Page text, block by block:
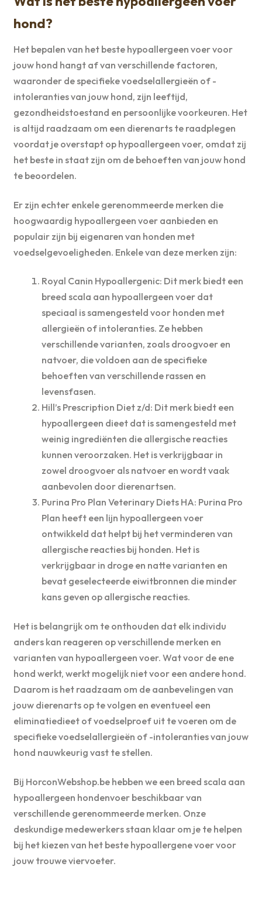
hond?
Het bepalen van het beste hypoallergeen voer voor
jouw hond hangt af van verschillende factoren,
waaronder de specifieke voedselallergieën of -
intoleranties van jouw hond, zijn leeftijd,
gezondheidstoestand en persoonlijke voorkeuren. Het
is altijd raadzaam om een dierenarts te raadplegen
voordat je overstapt op hypoallergeen voer, omdat zij
het beste in staat zijn om de behoeften van jouw hond
te beoordelen.
Er zijn echter enkele gerenommeerde merken die
hoogwaardig hypoallergeen voer aanbieden en
populair zijn bij eigenaren van honden met
voedselgevoeligheden. Enkele van deze merken zijn:
Royal Canin Hypoallergenic: Dit merk biedt een
breed scala aan hypoallergeen voer dat
speciaal is samengesteld voor honden met
allergieën of intoleranties. Ze hebben
verschillende varianten, zoals droogvoer en
natvoer, die voldoen aan de specifieke
behoeften van verschillende rassen en
levensfasen.
Hill’s Prescription Diet z/d: Dit merk biedt een
hypoallergeen dieet dat is samengesteld met
weinig ingrediënten die allergische reacties
kunnen veroorzaken. Het is verkrijgbaar in
zowel droogvoer als natvoer en wordt vaak
aanbevolen door dierenartsen.
Purina Pro Plan Veterinary Diets HA: Purina Pro
Plan heeft een lijn hypoallergeen voer
ontwikkeld dat helpt bij het verminderen van
allergische reacties bij honden. Het is
verkrijgbaar in droge en natte varianten en
bevat geselecteerde eiwitbronnen die minder
kans geven op allergische reacties.
Het is belangrijk om te onthouden dat elk individu
anders kan reageren op verschillende merken en
varianten van hypoallergeen voer. Wat voor de ene
hond werkt, werkt mogelijk niet voor een andere hond.
Daarom is het raadzaam om de aanbevelingen van
jouw dierenarts op te volgen en eventueel een
eliminatiedieet of voedselproef uit te voeren om de
specifieke voedselallergieën of -intoleranties van jouw
hond nauwkeurig vast te stellen.
Bij HorconWebshop.be hebben we een breed scala aan
hypoallergeen hondenvoer beschikbaar van
verschillende gerenommeerde merken. Onze
deskundige medewerkers staan klaar om je te helpen
bij het kiezen van het beste hypoallergene voer voor
jouw trouwe viervoeter.